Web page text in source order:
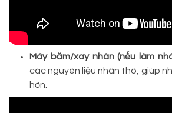
Máy băm/xay nhân (nếu làm
các nguyên liệu nhân thô, giúp
hơn.